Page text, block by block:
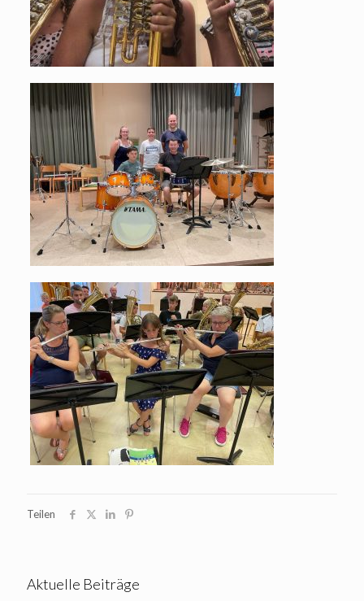
Teilen
Aktuelle Beiträge